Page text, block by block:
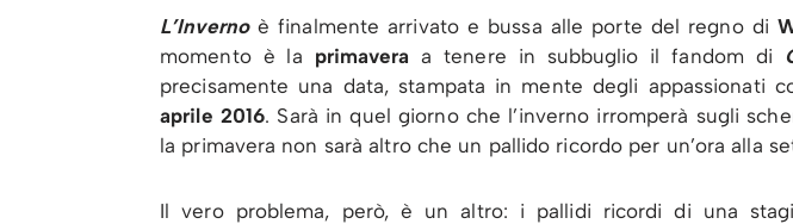
L’Inverno è finalmente arrivato e bussa alle porte del regno di
momento è la primavera a tenere in subbuglio il fandom di
precisamente una data, stampata in mente degli appassionati
aprile 2016. Sarà in quel giorno che l’inverno irromperà sugli
la primavera non sarà altro che un pallido ricordo per un’ora alla
Il vero problema, però, è un altro: i pallidi ricordi di una